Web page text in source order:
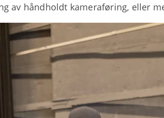
av håndholdt kameraføring, eller